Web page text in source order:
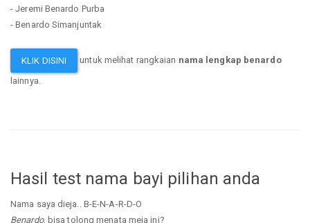
- Jeremi Benardo Purba
- Benardo Simanjuntak
KLIK DISINI untuk melihat rangkaian nama lengkap benardo
lainnya.
Hasil test nama bayi pilihan anda
Nama saya dieja.. B-E-N-A-R-D-O
Benardo, bisa tolong menata meja ini?